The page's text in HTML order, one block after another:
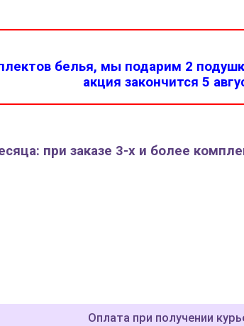
белья, мы подарим 2
акция закончится 5
при заказе 3-х и более
Оплата при получении